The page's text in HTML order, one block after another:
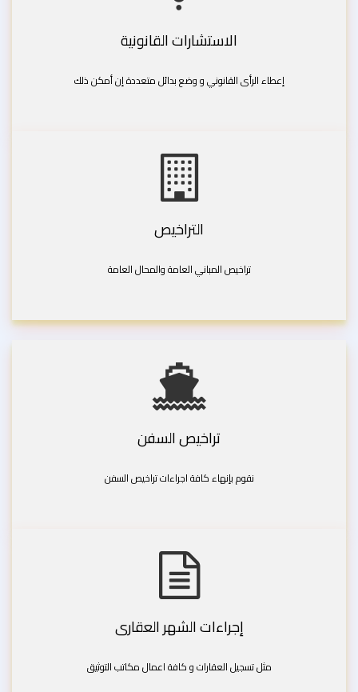
الاستشارات القانونية
إعطاء الرأى القانوني و وضع بدائل متعددة إن أمكن ذلك
التراخيص
تراخيص المباني العامة والمحال العامة
تراخيص السفن
نقوم بإنهاء كافة اجراءات تراخيص السفن
إجراءات الشهر العقارى
مثل تسجيل العقارات و كافة اعمال مكاتب التوثيق